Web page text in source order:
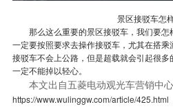
景区接驳车怎
那么这么重要的景区接驳车，我们要
一定要按照要求去操作接驳车，尤其在搭
接驳车不会上公路，但是超载就会引起很
一定不能掉以轻心。
本文出自五菱电动观光车营销中心
https://www.wulinggw.com/article/425.html